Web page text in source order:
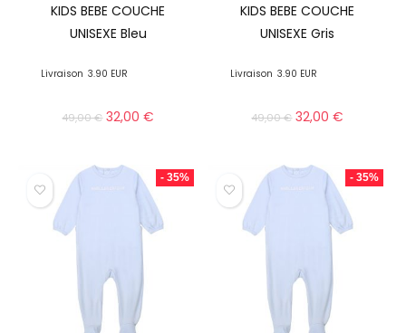
KIDS BEBE COUCHE
UNISEXE Bleu
Livraison 3.90 EUR
49,00€ 32,00€
KIDS BEBE COUCHE
UNISEXE Gris
Livraison 3.90 EUR
49,00€ 32,00€
- 35% - 35%